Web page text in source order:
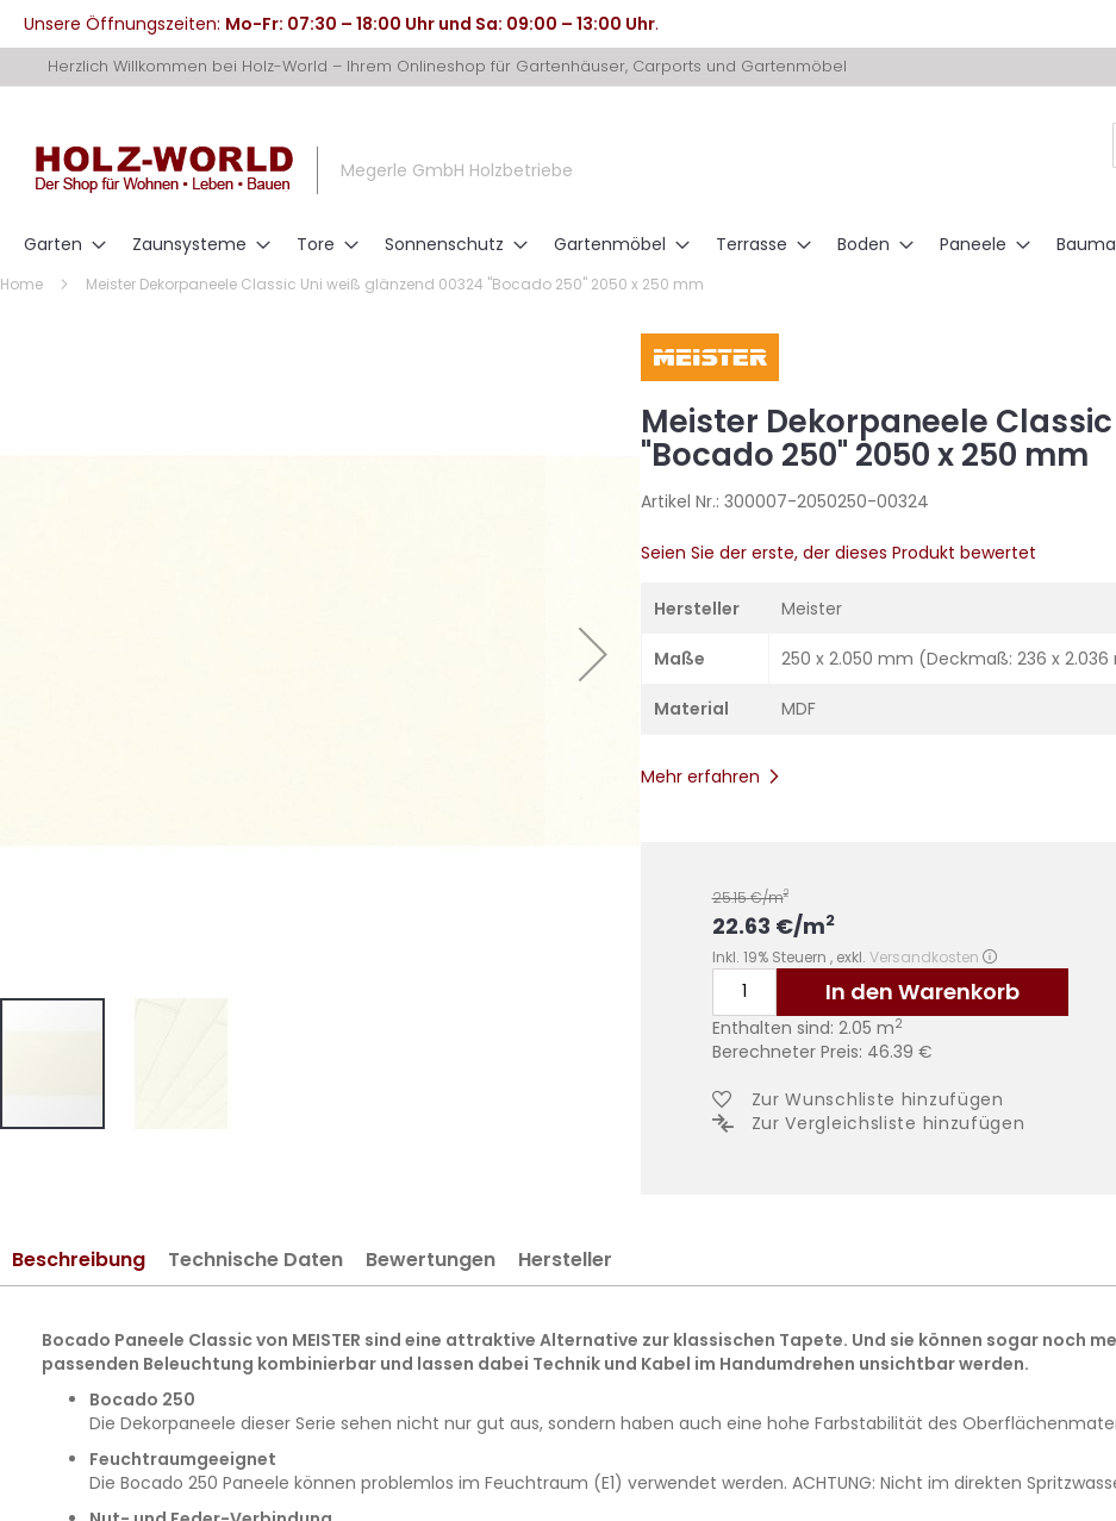
Unsere Öffnungszeiten: Mo-Fr: 07:30 – 18:00 Uhr und Sa: 09:00 – 13:00 Uhr.
zum
Herzlich Willkommen bei Holz-World – Ihrem Onlineshop für Gartenhäuser, Carports und Gartenmöbel
Megerle GmbH Holzbetriebe
Garten Zaunsysteme Tore Sonnenschutz Gartenmöbel Terrasse Boden Paneele
Home Meister Dekorpaneele Classic Uni weiß glänzend 00324 "Bocado 250" 2050 x 250 mm
springen
Meister Dekorpaneele
"Bocado 250" 2050 x 250 mm
Artikel Nr.: 300007-2050250-00324
Seien Sie der erste, der dieses Produkt bewertet
Hersteller Meister
Maße 250 x 2.050 mm (Deckmaß: 236 x
Material MDF
Mehr erfahren
25.15€/m2
22.63 €/m2
Inkl. 19% Steuern , exkl. Versandkosten
In den Warenkorb
Enthalten sind: 2.05 m2
Berechneter Preis: 46.39 €
Zur Wunschliste hinzufügen
Zur Vergleichsliste hinzufügen
Beschreibung
Bocado Paneele Classic von MEISTER sind eine attraktive Alternative zur klassischen Tapete. Und sie können sogar noch
passenden Beleuchtung kombinierbar und lassen dabei Technik und Kabel im Handumdrehen unsichtbar werden.
Bocado 250
Die Dekorpaneele dieser Serie sehen nicht nur gut aus, sondern haben auch eine hohe Farbstabilität des
Feuchtraumgeeignet
Die Bocado 250 Paneele können problemlos im Feuchtraum (E1) verwendet werden. ACHTUNG: Nicht im direkten
Technische Daten Bewertungen Hersteller